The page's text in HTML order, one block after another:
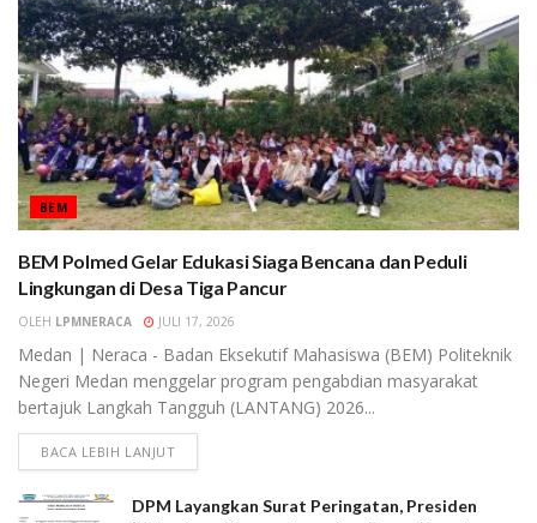
BEM
BEM Polmed Gelar Edukasi Siaga Bencana dan Peduli
Lingkungan di Desa Tiga Pancur
OLEH LPMNERACA JULI 17, 2026
Medan | Neraca - Badan Eksekutif Mahasiswa (BEM) Politeknik
Negeri Medan menggelar program pengabdian masyarakat
bertajuk Langkah Tangguh (LANTANG) 2026...
BACA LEBIH LANJUT
DPM Layangkan Surat Peringatan, Presiden